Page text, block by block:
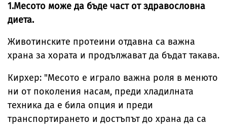
1.Месото може да бъде част от здравословна
диета.
Животинските протеини отдавна са важна
храна за хората и продължават да бъдат такава.
Кирхер: "Месото е играло важна роля в менюто
ни от поколения насам, преди хладилната
техника да е била опция и преди
транспортирането и достъпът до храна да са